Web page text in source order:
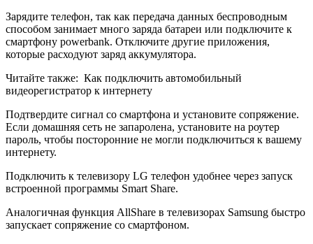
Зарядите телефон, так как передача данных беспроводным
способом занимает много заряда батареи или подключите к
смартфону powerbank. Отключите другие приложения,
которые расходуют заряд аккумулятора.
Читайте также: Как подключить автомобильный
видеорегистратор к интернету
Подтвердите сигнал со смартфона и установите сопряжение.
Если домашняя сеть не запаролена, установите на роутер
пароль, чтобы посторонние не могли подключиться к вашему
интернету.
Подключить к телевизору LG телефон удобнее через запуск
встроенной программы Smart Share.
Аналогичная функция AllShare в телевизорах Samsung быстро
запускает сопряжение со смартфоном.